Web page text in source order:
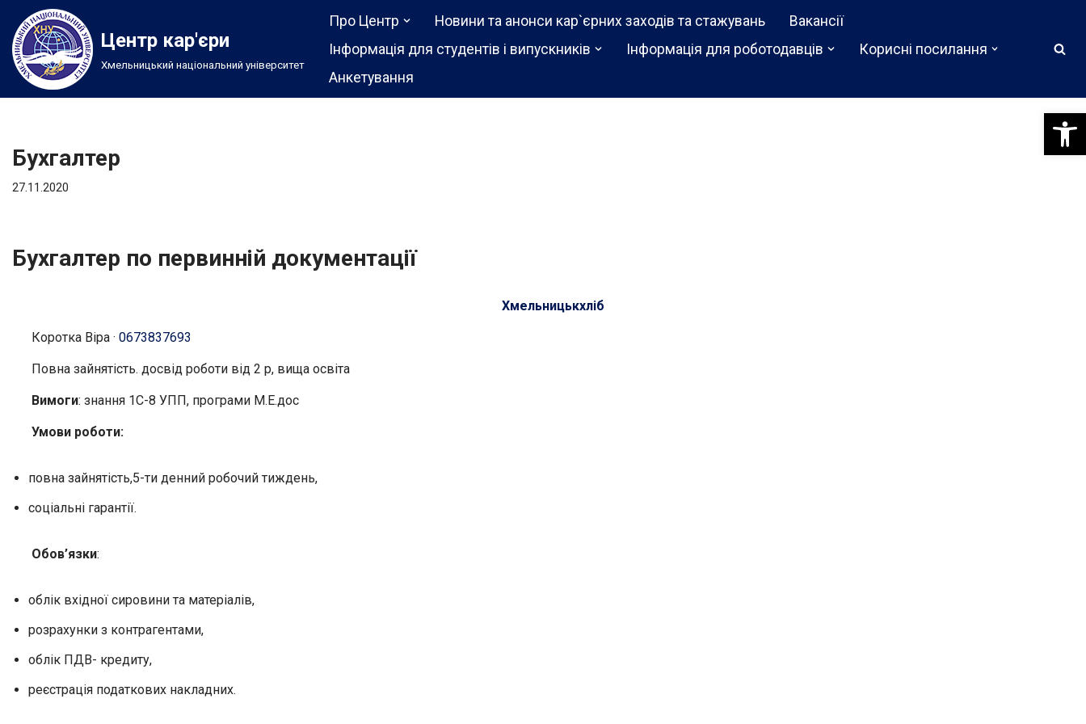
Перейти
до
вмісту
Центр кар'єри
Хмельницький національний університет
Про Центр Новини та анонси кар`єрних заходів та стажувань
Вакансії
Інформація для студентів і випускників
Інформація для роботодавців
Корисні посилання
Анкетування
Бухгалтер
27.11.2020
Бухгалтер по первинній документації
Хмельницькхліб
Коротка Віра · 0673837693
Повна зайнятість. досвід роботи від 2 р, вища освіта
Вимоги: знання 1С-8 УПП, програми М.Е.дос
Умови роботи:
повна зайнятість,5-ти денний робочий тиждень,
соціальні гарантії.
Обов’язки:
облік вхідної сировини та матеріалів,
розрахунки з контрагентами,
облік ПДВ- кредиту,
реєстрація податкових накладних.